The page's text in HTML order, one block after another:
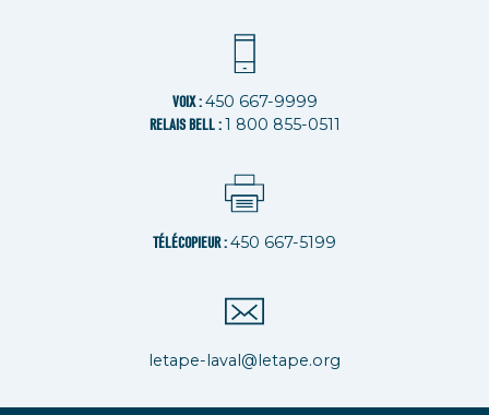
VOIX :450 667-9999
RELAIS BELL :1 800 855-0511
TÉLÉCOPIEUR :450 667-5199
letape-laval@letape.org